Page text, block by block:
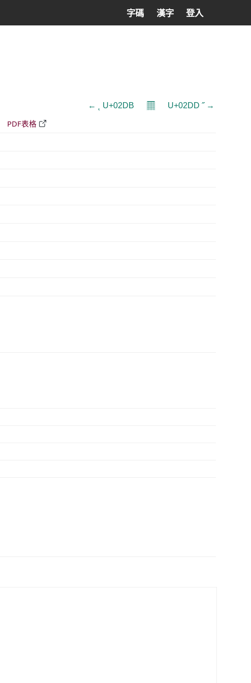
字碼 漢字 登入
← ˛ U+02DB 𝄜 U+02DD ˝ →
PDF表格